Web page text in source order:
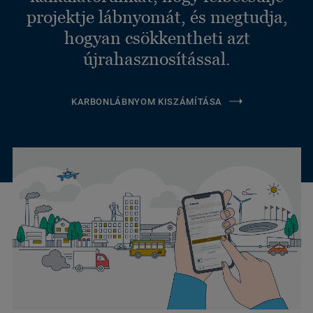
projektje lábnyomát, és megtudja,
hogyan csökkentheti azt
újrahasznosítással.
KARBONLÁBNYOM KISZÁMÍTÁSA